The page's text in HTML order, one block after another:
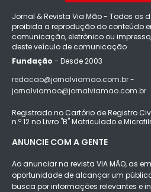
Jornal & Revista Via Mão - Todos os
proibida a reprodução do conteúdo
comunicação, eletrônico ou
deste veículo de comunicação
Fundação - Desde 2003
redacao@jornalviamao.com.br -
jornalviamao@jornalviamao.com.br
Registrado no Cartório de Registro
n.º 12 no Livro "B" Matriculado e
ANUNCIE COM A GENTE
Ao anunciar na revista VIA MÃO, as
oportunidade de alcançar um
busca por informações relevantes e